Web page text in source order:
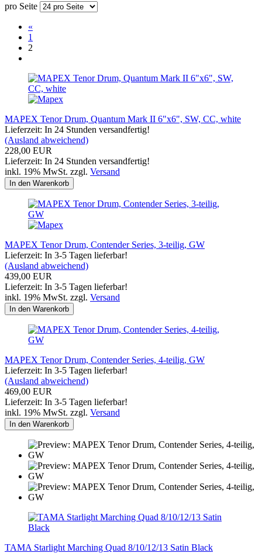
pro Seite
«
1
2
MAPEX Tenor Drum, Quantum Mark II 6"x6", SW, CC, white
Lieferzeit: In 24 Stunden versandfertig!
(Ausland abweichend)
228,00 EUR
Lieferzeit: In 24 Stunden versandfertig!
inkl. 19% MwSt. zzgl. Versand
In den Warenkorb
MAPEX Tenor Drum, Contender Series, 3-teilig, GW
Lieferzeit: In 3-5 Tagen lieferbar!
(Ausland abweichend)
439,00 EUR
Lieferzeit: In 3-5 Tagen lieferbar!
inkl. 19% MwSt. zzgl. Versand
In den Warenkorb
MAPEX Tenor Drum, Contender Series, 4-teilig, GW
Lieferzeit: In 3-5 Tagen lieferbar!
(Ausland abweichend)
469,00 EUR
Lieferzeit: In 3-5 Tagen lieferbar!
inkl. 19% MwSt. zzgl. Versand
In den Warenkorb
TAMA Starlight Marching Quad 8/10/12/13 Satin Black